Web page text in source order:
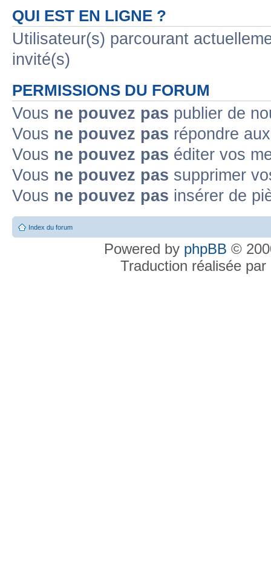
QUI EST EN LIGNE ?
Utilisateur(s) parcourant
invité(s)
PERMISSIONS DU FORUM
Vous ne pouvez pas publier de
Vous ne pouvez pas répondre
Vous ne pouvez pas éditer vos
Vous ne pouvez pas supprimer
Vous ne pouvez pas insérer de
Index du forum
Powered by phpBB ©
Traduction réalisée par